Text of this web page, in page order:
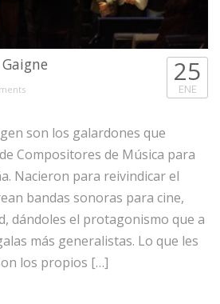
25
ENE
son los galardones que
Compositores de Música para
Nacieron para reivindicar el
bandas sonoras para cine,
dándoles el protagonismo que a
más generalistas. Lo que les
los propios […]